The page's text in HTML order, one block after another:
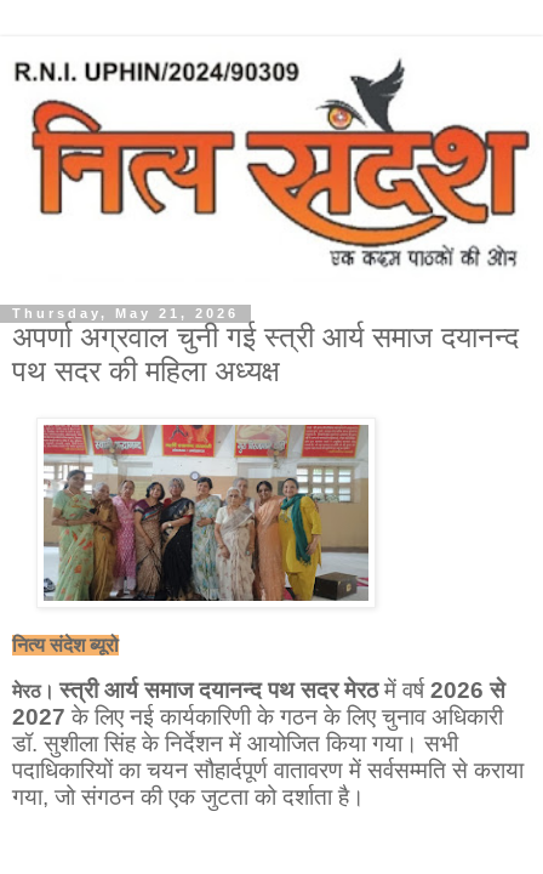
Thursday, May 21, 2026
अपर्णा अग्रवाल चुनी गई स्त्री आर्य समाज दयानन्द
पथ सदर की महिला अध्यक्ष
नित्य संदेश ब्यूरो
मेरठ।स्त्री आर्य समाज दयानन्द पथ सदर मेरठमें वर्ष2026 से
2027 के लिए नई कार्यकारिणी के गठन के लिए चुनाव अधिकारी
डॉ. सुशीला सिंह के निर्देशन में आयोजित किया गया। सभी
पदाधिकारियों का चयन सौहार्दपूर्ण वातावरण में सर्वसम्मति से कराया
गया, जो संगठन की एक जुटता को दर्शाता है।